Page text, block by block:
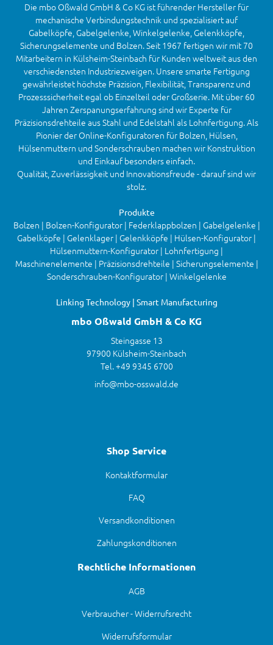
Die mbo Oßwald GmbH & Co KG ist führender Hersteller für
mechanische Verbindungstechnik und spezialisiert auf
Gabelköpfe, Gabelgelenke, Winkelgelenke, Gelenkköpfe,
Sicherungselemente und Bolzen. Seit 1967 fertigen wir mit 70
Mitarbeitern in Külsheim-Steinbach für Kunden weltweit aus den
verschiedensten Industriezweigen. Unsere smarte Fertigung
gewährleistet höchste Präzision, Flexibilität, Transparenz und
Prozesssicherheit egal ob Einzelteil oder Großserie. Mit über 60
Jahren Zerspanungserfahrung sind wir Experte für
Präzisionsdrehteile aus Stahl und Edelstahl als Lohnfertigung. Als
Pionier der Online-Konfiguratoren für Bolzen, Hülsen,
Hülsenmuttern und Sonderschrauben machen wir Konstruktion
und Einkauf besonders einfach.
Qualität, Zuverlässigkeit und Innovationsfreude - darauf sind wir
stolz.
Produkte
Bolzen | Bolzen-Konfigurator | Federklappbolzen | Gabelgelenke |
Gabelköpfe | Gelenklager | Gelenkköpfe | Hülsen-Konfigurator |
Hülsenmuttern-Konfigurator | Lohnfertigung |
Maschinenelemente | Präzisionsdrehteile | Sicherungselemente |
Sonderschrauben-Konfigurator | Winkelgelenke
Linking Technology | Smart Manufacturing
mbo Oßwald GmbH & Co KG
Steingasse 13
97900 Külsheim-Steinbach
Tel. +49 9345 6700
info@mbo-osswald.de
Shop Service
Kontaktformular
FAQ
Versandkonditionen
Zahlungskonditionen
Rechtliche Informationen
AGB
Verbraucher - Widerrufsrecht
Widerrufsformular